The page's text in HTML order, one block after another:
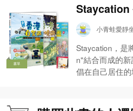
書單
Staycation
小青蛙愛靜
Staycation，是
n"結合而成的
倡在自己居住
探索及認識我城